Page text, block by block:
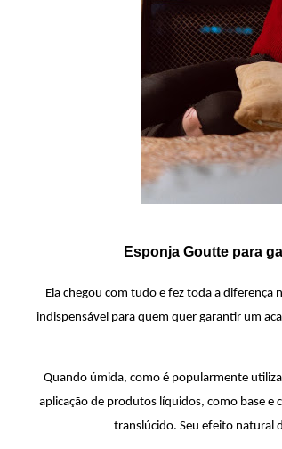
Esponja Goutte para
Ela chegou com tudo e fez toda a diferença
indispensável para quem quer garantir um
Quando úmida, como é popularmente
aplicação de produtos líquidos, como base e
translúcido. Seu efeito natural